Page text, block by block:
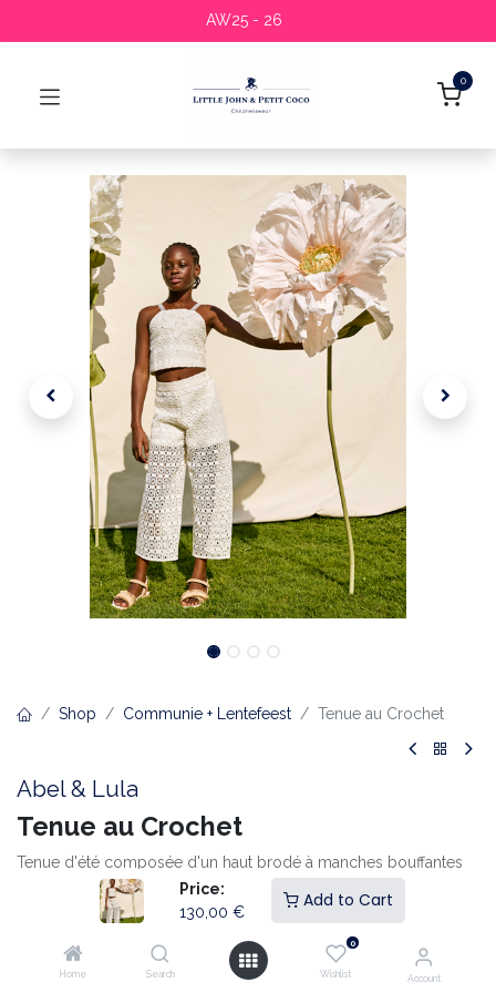
Price:
130,00 €
Add to Cart
Home Search
0
Wishlist Account
AW25 - 26
0
Shop Communie + Lentefeest Tenue au Crochet
Abel & Lula
Tenue au Crochet
Tenue d'été composée d'un haut brodé à manches bouffantes
et dos élastiqué et d'un short à fermeture zippée.
€